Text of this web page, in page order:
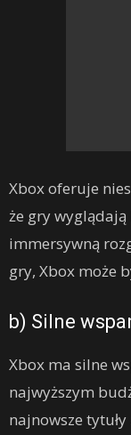
Xbox oferuje
że gry
immersywną
gry, Xbox może
b) Silne
Xbox ma silne
najwyższym
najnowsze